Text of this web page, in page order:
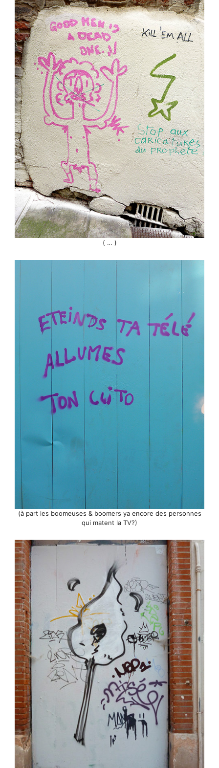
( … )
(à part les boomeuses & boomers ya encore des personnes
qui matent la TV?)